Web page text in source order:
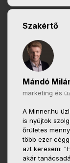
Szakértő
Mándó
marketing és
A Minner.hu
is nyújtok
őrületes
több ezer
azt keresem:
akár